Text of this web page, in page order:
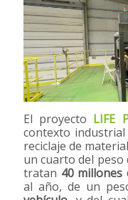
El proyecto LIFE
contexto
reciclaje de
un cuarto del peso
tratan 40 millones
al año, de un